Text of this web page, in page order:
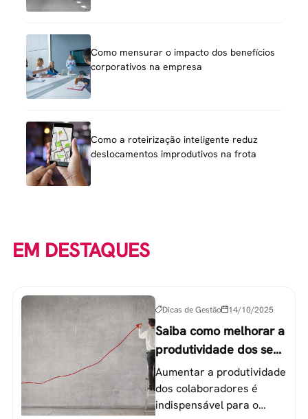
Como mensurar o impacto dos benefícios
corporativos na empresa
Como a roteirização inteligente reduz
deslocamentos improdutivos na frota
EM DESTAQUES
Dicas de Gestão 14/10/2025
Saiba como melhorar a
produtividade dos seus
colaboradores
Aumentar a produtividade
dos colaboradores é
indispensável para o